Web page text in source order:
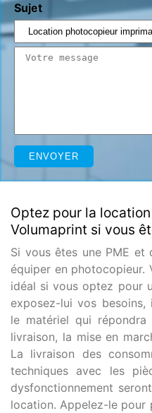
Sujet
Optez pour la
Volumaprint si vous
Si vous êtes une PME et
équiper en photocopieur.
idéal si vous optez pour
exposez-lui vos
le matériel qui
livraison, la mise en
La livraison des
techniques avec les
dysfonctionnement
location. Appelez-le pour